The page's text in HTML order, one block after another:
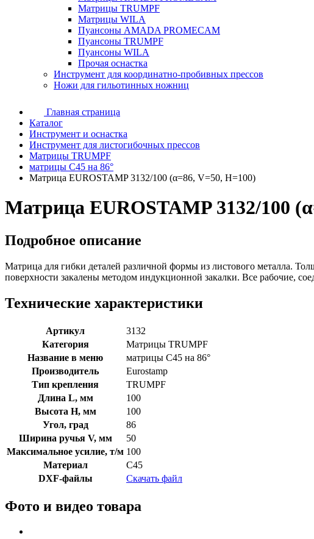
Матрицы TRUMPF
Матрицы WILA
Пуансоны AMADA PROMECAM
Пуансоны TRUMPF
Пуансоны WILA
Прочая оснастка
Инструмент для координатно-пробивных прессов
Ножи для гильотинных ножниц
Главная страница
Каталог
Инструмент и оснастка
Инструмент для листогибочных прессов
Матрицы TRUMPF
матрицы C45 на 86°
Матрица EUROSTAMP 3132/100 (α=86, V=50, H=100)
Матрица EUROSTAMP 3132/100
Подробное описание
Матрица для гибки деталей различной формы из листового металла.
поверхности закалены методом индукционной закалки. Все рабочие,
Технические характеристики
Артикул
3132
Категория
Матрицы TRUMPF
Название в меню
матрицы C45 на 86°
Производитель
Eurostamp
Тип крепления
TRUMPF
Длина L, мм
100
Высота H, мм
100
Угол, град
86
Ширина ручья V, мм
50
Максимальное усилие, т/м 100
Материал
C45
DXF-файлы
Скачать файл
Фото и видео товара